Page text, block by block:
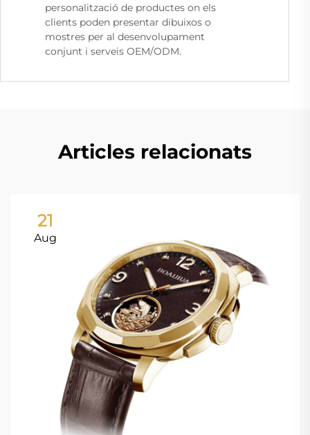
personalització de productes on els
clients poden presentar dibuixos o
mostres per al desenvolupament
conjunt i serveis OEM/ODM.
Articles relacionats
21
Aug